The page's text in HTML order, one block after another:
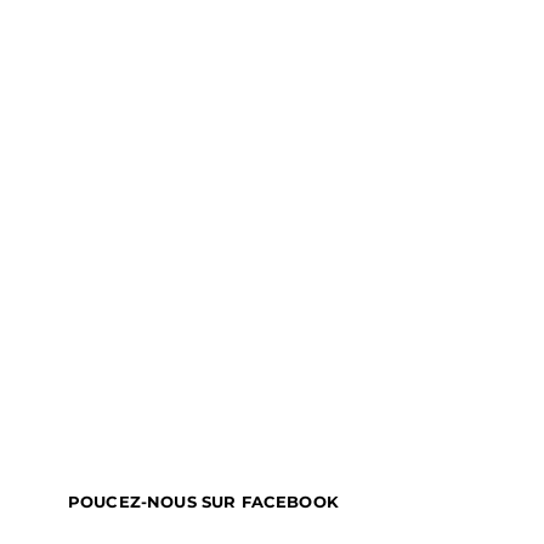
POUCEZ-NOUS SUR FACEBOOK